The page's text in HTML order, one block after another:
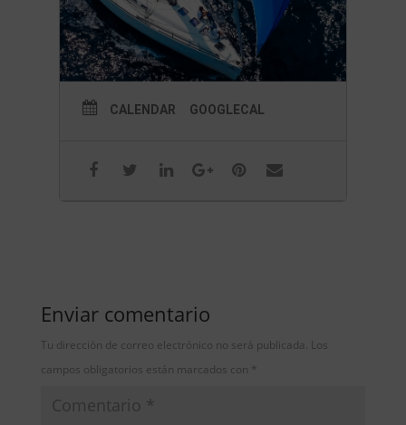
CALENDAR GOOGLECAL
Enviar comentario
Tu dirección de correo electrónico no será publicada. Los
campos obligatorios están marcados con *